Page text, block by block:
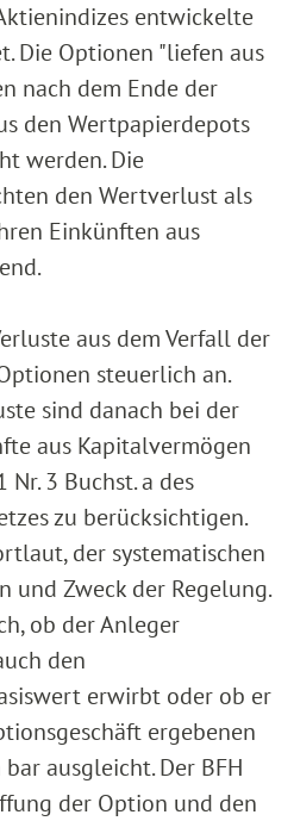
entwickelte
Die Optionen "liefen aus
nach dem Ende der
den Wertpapierdepots
werden. Die
den Wertverlust als
Einkünften aus
aus dem Verfall der
steuerlich an.
sind danach bei der
aus Kapitalvermögen
Nr. 3 Buchst. a des
zu berücksichtigen.
der systematischen
und Zweck der Regelung.
ob der Anleger
den
erwirbt oder ob er
ergebenen
ausgleicht. Der BFH
der Option und den